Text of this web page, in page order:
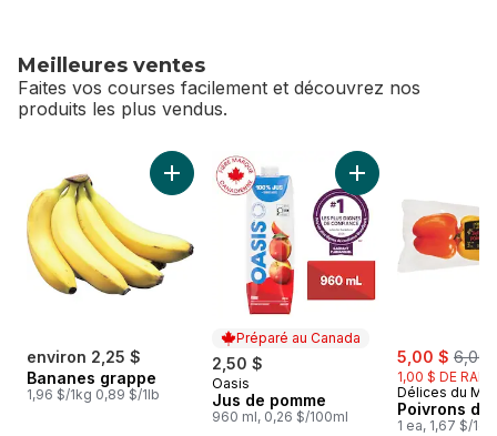
Meilleures ventes
Faites vos courses facilement et découvrez nos
produits les plus vendus.
sauter Meilleures ventes
environ 2,25 $
Bananes grappe
1,96 $/1kg 0,89 $/1lb
Ajouter Bananes grappe au panier
Préparé au Canada
2,50 $
Préparé au Canada
Oasis
Jus de pomme
960 ml, 0,26 $/100ml
Ajouter Jus de
sale:
5,00 $ ,
6,00
1,00 $ DE
Délices du
Poivrons de
1 ea, 1,67 $/1ch